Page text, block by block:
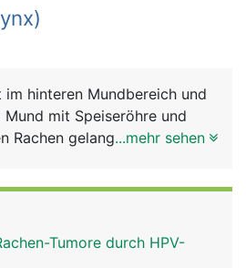
im hinteren Mundbereich und
mit Speiseröhre und
Rachen gelangt einerseits die
mit den
Tonbildung dienen.
...mehr sehen
Tumore durch HPV-